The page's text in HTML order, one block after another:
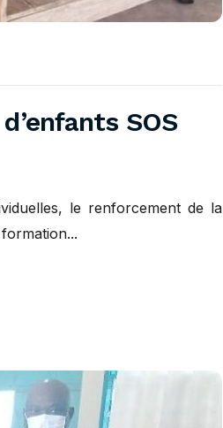
SOS
le renforcement de la